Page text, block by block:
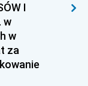
I
w
w
za